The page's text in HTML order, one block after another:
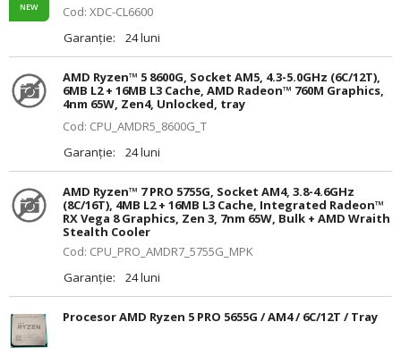
NEW
Cod: XDC-CL6600
Garanție:
24 luni
AMD Ryzen™ 5 8600G, Socket AM5, 4.3-5.0GHz (6C/12T),
6MB L2 + 16MB L3 Cache, AMD Radeon™ 760M Graphics,
4nm 65W, Zen4, Unlocked, tray
Cod: CPU_AMDR5_8600G_T
Garanție:
24 luni
AMD Ryzen™ 7 PRO 5755G, Socket AM4, 3.8-4.6GHz
(8C/16T), 4MB L2 + 16MB L3 Cache, Integrated Radeon™
RX Vega 8 Graphics, Zen 3, 7nm 65W, Bulk + AMD Wraith
Stealth Cooler
Cod: CPU_PRO_AMDR7_5755G_MPK
Garanție:
24 luni
Procesor AMD Ryzen 5 PRO 5655G / AM4 / 6C/12T / Tray